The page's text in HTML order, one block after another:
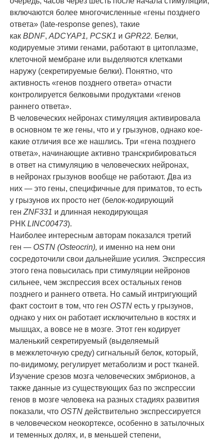
включаются более многочисленные «гены позднего
ответа» (late-response genes), такие
как BDNF, ADCYAP1, PCSK1 и GPR22. Белки,
кодируемые этими генами, работают в цитоплазме,
клеточной мембране или выделяются клетками
наружу (секретируемые белки). Понятно, что
активность «генов позднего ответа» отчасти
контролируется белковыми продуктами «генов
раннего ответа».
В человеческих нейронах стимуляция активировала
в основном те же гены, что и у грызунов, однако кое-
какие отличия все же нашлись. Три «гена позднего
ответа», начинающие активно транскрибироваться
в ответ на стимуляцию в человеческих нейронах,
в нейронах грызунов вообще не работают. Два из
них — это гены, специфичные для приматов, то есть
у грызунов их просто нет (белок-кодирующий
ген ZNF331 и длинная некодирующая
РНК LINC00473).
Наиболее интересным авторам показался третий
ген — OSTN (Osteocrin), и именно на нем они
сосредоточили свои дальнейшие усилия. Экспрессия
этого гена повысилась при стимуляции нейронов
сильнее, чем экспрессия всех остальных генов
позднего и раннего ответа. Но самый интригующий
факт состоит в том, что ген OSTN есть у грызунов,
однако у них он работает исключительно в костях и
мышцах, а вовсе не в мозге. Этот ген кодирует
маленький секретируемый (выделяемый
в межклеточную среду) сигнальный белок, который,
по-видимому, регулирует метаболизм и рост тканей.
Изучение срезов мозга человеческих эмбрионов, а
также данные из существующих баз по экспрессии
генов в мозге человека на разных стадиях развития
показали, что OSTN действительно экспрессируется
в человеческом неокортексе, особенно в затылочных
и теменных долях, и, в меньшей степени,